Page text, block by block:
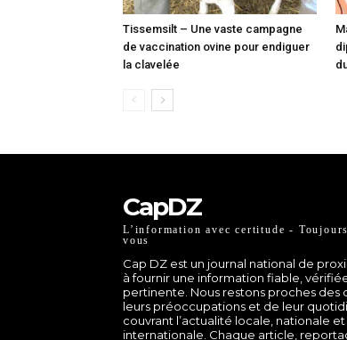
Tissemsilt – Une vaste campagne
de vaccination ovine pour endiguer
la clavelée
CapDZ
L’information avec certitude -
vous
Cap DZ est un journal national de
à fournir une information fiable,
pertinente. Nous restons proches des
leurs préoccupations et de leur
couvrant l’actualité locale, nationale et
internationale. Chaque article,